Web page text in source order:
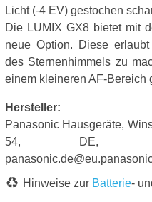
Licht (-4 EV) gestochen
Die LUMIX GX8 bietet mit
neue Option. Diese
des Sternenhimmels zu
einem kleineren AF-Bereich
Hersteller:
Panasonic Hausgeräte,
54, DE,
Hinweise zur Batterie-